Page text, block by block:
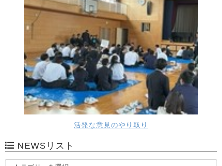
活発な意見のやり取り
NEWSリスト